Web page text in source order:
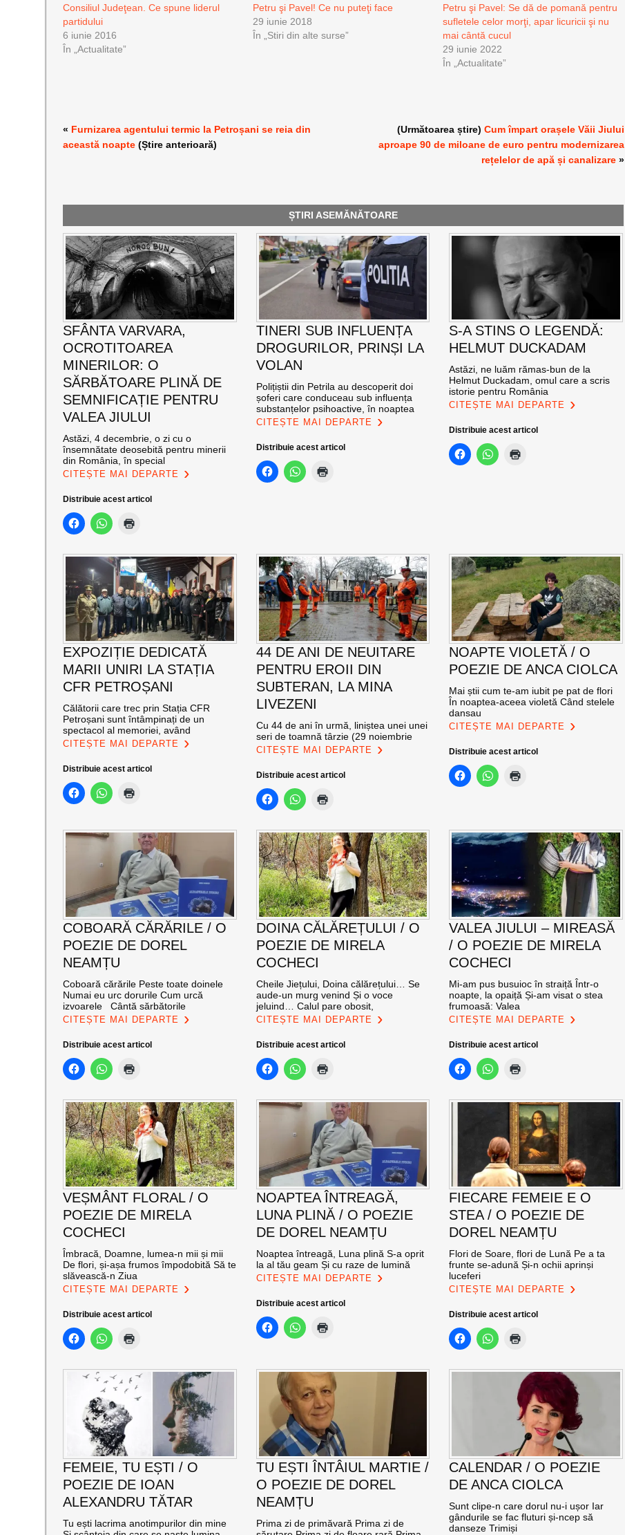
Consiliul Judeţean. Ce spune liderul
partidului
6 iunie 2016
În „Actualitate”
Petru şi Pavel! Ce nu puteţi face
29 iunie 2018
În „Stiri din alte surse”
Petru şi Pavel: Se dă de pomană pentru
sufletele celor morţi, apar licuricii şi nu
mai cântă cucul
29 iunie 2022
În „Actualitate”
« Furnizarea agentului termic la Petroșani se reia din
această noapte (Știre anterioară)
(Următoarea știre)Cum împart orașele Văii Jiului
aproape 90 de miloane de euro pentru modernizarea
rețelelor de apă și canalizare »
ȘTIRI ASEMĂNĂTOARE
SFÂNTA VARVARA,
OCROTITOAREA
MINERILOR: O
SĂRBĂTOARE PLINĂ DE
SEMNIFICAȚIE PENTRU
VALEA JIULUI
Astăzi, 4 decembrie, o zi cu o
însemnătate deosebită pentru minerii
din România, în special
CITEȘTE MAI DEPARTE
Distribuie acest articol
TINERI SUB INFLUENȚA
DROGURILOR, PRINȘI LA
VOLAN
Polițiștii din Petrila au descoperit doi
șoferi care conduceau sub influența
substanțelor psihoactive, în noaptea
CITEȘTE MAI DEPARTE
Distribuie acest articol
S-A STINS O LEGENDĂ:
HELMUT DUCKADAM
Astăzi, ne luăm rămas-bun de la
Helmut Duckadam, omul care a scris
istorie pentru România
CITEȘTE MAI DEPARTE
Distribuie acest articol
EXPOZIȚIE DEDICATĂ
MARII UNIRI LA STAȚIA
CFR PETROȘANI
Călătorii care trec prin Stația CFR
Petroșani sunt întâmpinați de un
spectacol al memoriei, având
CITEȘTE MAI DEPARTE
Distribuie acest articol
44 DE ANI DE NEUITARE
PENTRU EROII DIN
SUBTERAN, LA MINA
LIVEZENI
Cu 44 de ani în urmă, liniștea unei unei
seri de toamnă târzie (29 noiembrie
CITEȘTE MAI DEPARTE
Distribuie acest articol
NOAPTE VIOLETĂ / O
POEZIE DE ANCA CIOLCA
Mai știi cum te-am iubit pe pat de flori
În noaptea-aceea violetă Când stelele
dansau
CITEȘTE MAI DEPARTE
Distribuie acest articol
COBOARĂ CĂRĂRILE / O
POEZIE DE DOREL
NEAMȚU
Coboară cărările Peste toate doinele
Numai eu urc dorurile Cum urcă
izvoarele Cântă sărbătorile
CITEȘTE MAI DEPARTE
Distribuie acest articol
DOINA CĂLĂREȚULUI / O
POEZIE DE MIRELA
COCHECI
Cheile Jiețului, Doina călărețului… Se
aude-un murg venind Și o voce
jeluind… Calul pare obosit,
CITEȘTE MAI DEPARTE
Distribuie acest articol
VALEA JIULUI – MIREASĂ
/ O POEZIE DE MIRELA
COCHECI
Mi-am pus busuioc în straiță Într-o
noapte, la opaiță Și-am visat o stea
frumoasă: Valea
CITEȘTE MAI DEPARTE
Distribuie acest articol
VEȘMÂNT FLORAL / O
POEZIE DE MIRELA
COCHECI
Îmbracă, Doamne, lumea-n mii și mii
De flori, și-așa frumos împodobită Să te
slăvească-n Ziua
CITEȘTE MAI DEPARTE
Distribuie acest articol
NOAPTEA ÎNTREAGĂ,
LUNA PLINĂ / O POEZIE
DE DOREL NEAMȚU
Noaptea întreagă, Luna plină S-a oprit
la al tău geam Și cu raze de lumină
CITEȘTE MAI DEPARTE
Distribuie acest articol
FIECARE FEMEIE E O
STEA / O POEZIE DE
DOREL NEAMȚU
Flori de Soare, flori de Lună Pe a ta
frunte se-adună Și-n ochii aprinși
luceferi
CITEȘTE MAI DEPARTE
Distribuie acest articol
FEMEIE, TU EȘTI / O
POEZIE DE IOAN
ALEXANDRU TĂTAR
Tu ești lacrima anotimpurilor din mine
TU EȘTI ÎNTÂIUL MARTIE /
O POEZIE DE DOREL
NEAMȚU
Prima zi de primăvară Prima zi de
CALENDAR / O POEZIE
DE ANCA CIOLCA
Sunt clipe-n care dorul nu-i ușor Iar
gândurile se fac fluturi și-ncep să
danseze Trimiși